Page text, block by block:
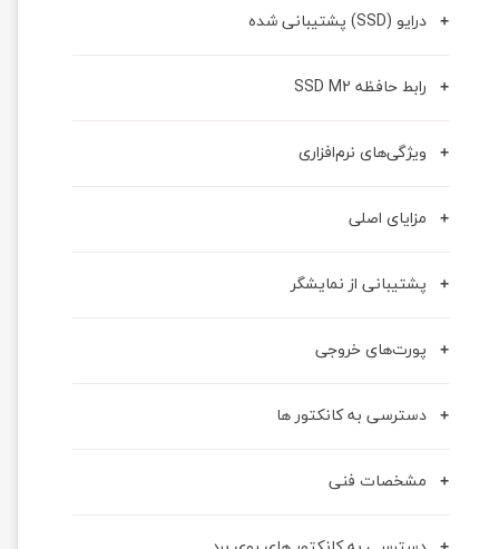
درایو (SSD) پشتیبانی شده
رابط حافظه SSD M2
ویژگی‌های نرم‌افزاری
مزایای اصلی
پشتیبانی از نمایشگر
پورت‌های خروجی
دسترسی به کانکتور ها
مشخصات فنی